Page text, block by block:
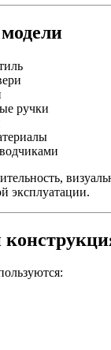
ручки
эксплуатации.